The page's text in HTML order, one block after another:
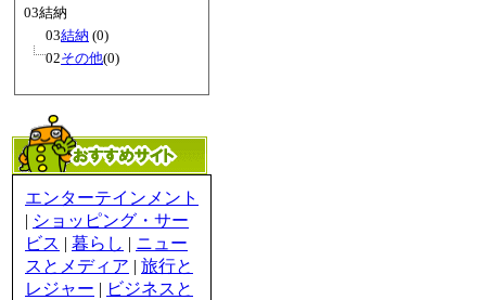
03結納
03結納 (0)
02その他(0)
エンターテインメント
| ショッピング・サー
ビス | 暮らし | ニュー
スとメディア | 旅行と
レジャー | ビジネスと